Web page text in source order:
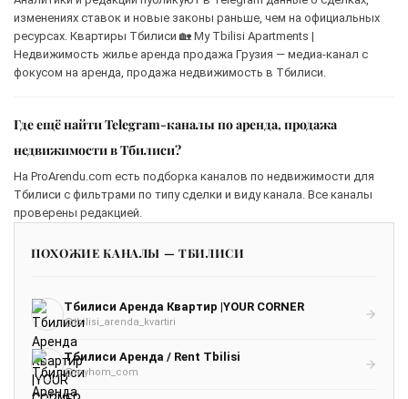
изменениях ставок и новые законы раньше, чем на официальных
ресурсах. Квартиры Тбилиси 🏡 My Tbilisi Apartments |
Недвижимость жилье аренда продажа Грузия — медиа-канал с
фокусом на аренда, продажа недвижимость в Тбилиси.
Где ещё найти Telegram-каналы по аренда, продажа
недвижимости в Тбилиси?
На ProArendu.com есть подборка каналов по недвижимости для
Тбилиси с фильтрами по типу сделки и виду канала. Все каналы
проверены редакцией.
ПОХОЖИЕ КАНАЛЫ — ТБИЛИСИ
Тбилиси Аренда Квартир |YOUR CORNER
@tbilisi_arenda_kvartiri
Тбилиси Аренда / Rent Tbilisi
@myhom_com